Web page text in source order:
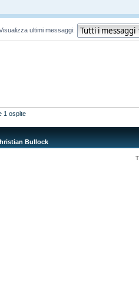
ultimi messaggi:
1 ospite
Bullock